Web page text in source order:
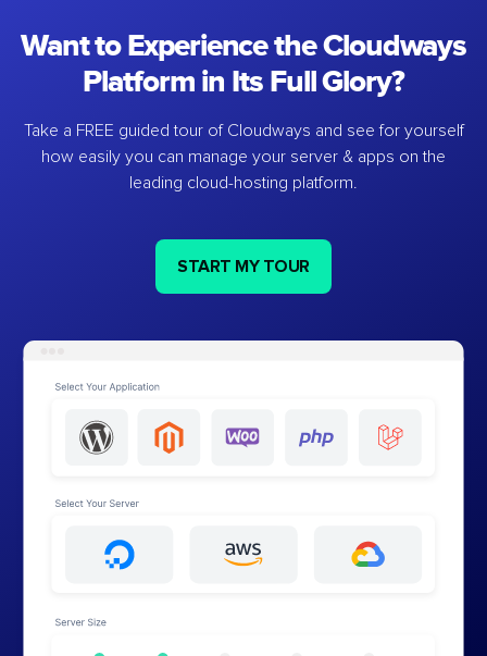
Want to Experience the Cloudways
Platform in Its Full Glory?
Take a FREE guided tour of Cloudways and see for yourself
how easily you can manage your server & apps on the
leading cloud-hosting platform.
START MY TOUR